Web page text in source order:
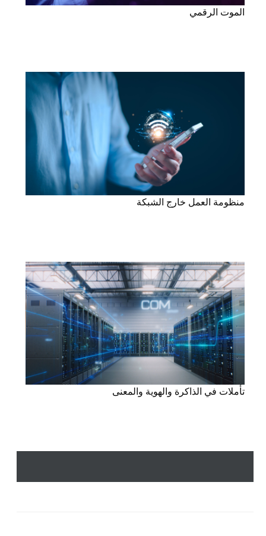
الموت الرقمي
منظومة العمل خارج الشبكة
تأملات في الذاكرة والهوية والمعنى